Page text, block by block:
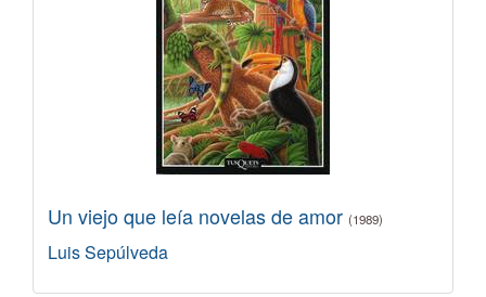
Un viejo que leía novelas de amor (1989)
Luis Sepúlveda